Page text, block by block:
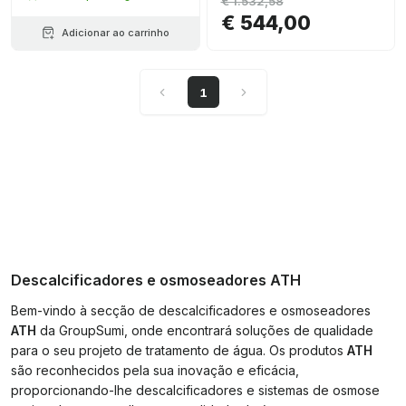
Adicionar ao carrinho € 544,00
1
Descalcificadores e osmoseadores ATH
Bem-vindo à secção de descalcificadores e osmoseadores
ATH da GroupSumi, onde encontrará soluções de qualidade
para o seu projeto de tratamento de água. Os produtos ATH
são reconhecidos pela sua inovação e eficácia,
proporcionando-lhe descalcificadores e sistemas de osmose